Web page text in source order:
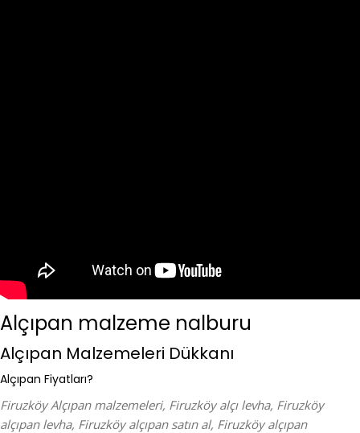
Alçıpan malzeme nalburu
Alçıpan Malzemeleri Dükkanı
Alçıpan Fiyatları?
Firuzköy Alçıpan malzemeleri, Firuzköy alçı levha, Firuzköy
alçıpan levha, Firuzköy alçıpan satın al, Firuzköy alçıpan